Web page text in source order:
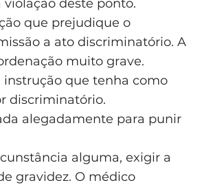
violação deste ponto.
que prejudique o
a ato discriminatório. A
muito grave.
que tenha como
discriminatório.
alegadamente para punir
alguma, exigir a
gravidez. O médico